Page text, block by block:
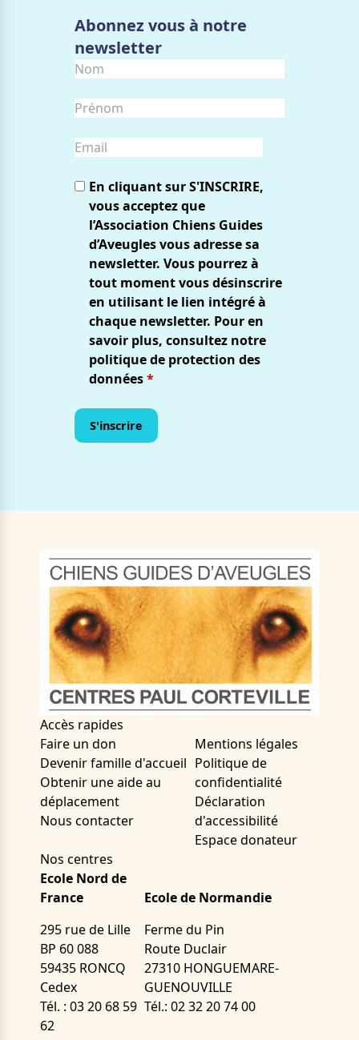
Abonnez vous à notre
newsletter
En cliquant sur S'INSCRIRE,
vous acceptez que
l’Association Chiens Guides
d’Aveugles vous adresse sa
newsletter. Vous pourrez à
tout moment vous désinscrire
en utilisant le lien intégré à
chaque newsletter. Pour en
savoir plus, consultez notre
politique de protection des
données*
Accès rapides
Faire un don
Devenir famille d'accueil
Obtenir une aide au
déplacement
Nous contacter
Mentions légales
Politique de
confidentialité
Déclaration
d'accessibilité
Espace donateur
Nos centres
Ecole Nord de
France
295 rue de Lille
BP 60 088
59435 RONCQ
Cedex
Tél. : 03 20 68 59
62
Ecole de Normandie
Ferme du Pin
Route Duclair
27310 HONGUEMARE-
GUENOUVILLE
Tél.: 02 32 20 74 00